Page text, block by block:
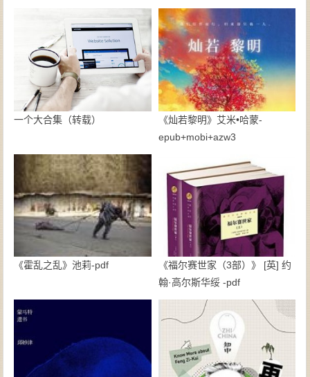
一个大合集（转载）
《灿若黎明》艾米•哈蒙-
epub+mobi+azw3
《霍乱之乱》池莉-pdf
《福尔赛世家（3部）》 [英] 约
翰·高尔斯华绥 -pdf